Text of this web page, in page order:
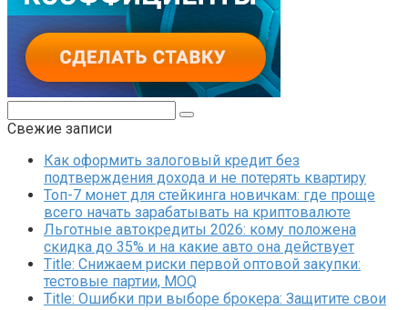
Свежие записи
Как оформить залоговый кредит без
подтверждения дохода и не потерять квартиру
Топ-7 монет для стейкинга новичкам: где проще
всего начать зарабатывать на криптовалюте
Льготные автокредиты 2026: кому положена
скидка до 35% и на какие авто она действует
Title: Снижаем риски первой оптовой закупки:
тестовые партии, MOQ
Title: Ошибки при выборе брокера: Защитите свои